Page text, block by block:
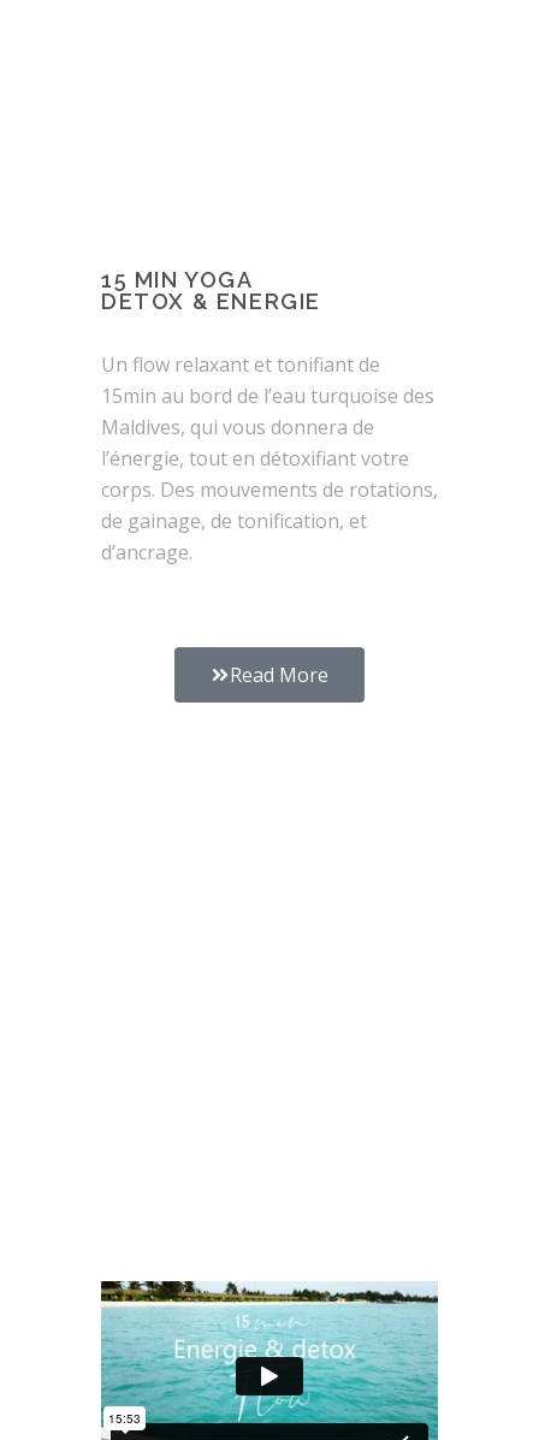
15 MIN YOGA
DETOX & ENERGIE
Un flow relaxant et tonifiant de
15min au bord de l’eau turquoise des
Maldives, qui vous donnera de
l’énergie, tout en détoxifiant votre
corps. Des mouvements de rotations,
de gainage, de tonification, et
d’ancrage.
Read More